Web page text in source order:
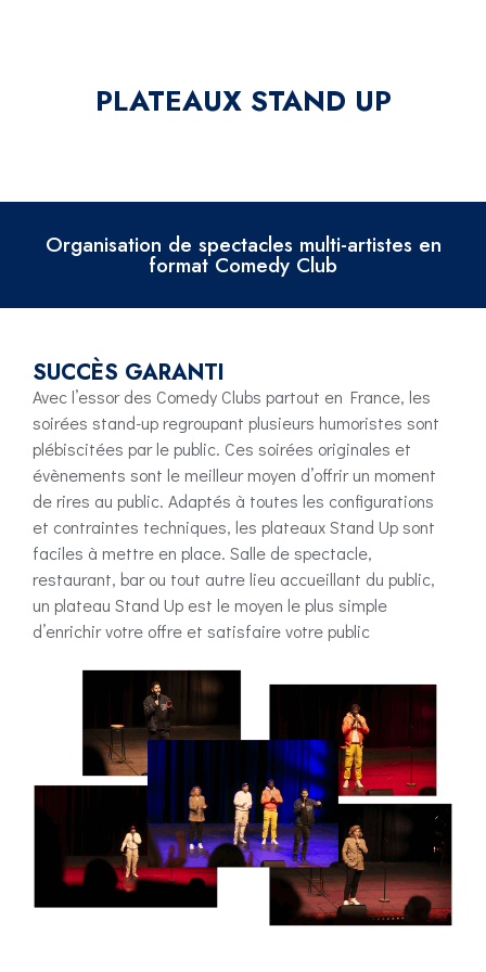
PLATEAUX STAND UP
Organisation de spectacles multi-artistes en
format Comedy Club
SUCCÈS GARANTI
Avec l’essor des Comedy Clubs partout en France, les
soirées stand-up regroupant plusieurs humoristes sont
plébiscitées par le public. Ces soirées originales et
évènements sont le meilleur moyen d’offrir un moment
de rires au public. Adaptés à toutes les configurations
et contraintes techniques, les plateaux Stand Up sont
faciles à mettre en place. Salle de spectacle,
restaurant, bar ou tout autre lieu accueillant du public,
un plateau Stand Up est le moyen le plus simple
d’enrichir votre offre et satisfaire votre public